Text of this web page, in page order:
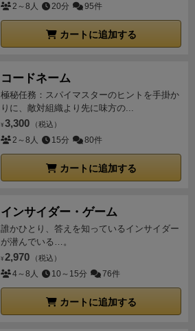
2～8人 20分 95件
カートに追加する
コードネーム
極秘任務：スパイマスターのヒントを手掛か
りに、敵対組織より先に味方の...
¥ 3,300 （税込）
2～8人 15分 80件
カートに追加する
インサイダー・ゲーム
誰かひとり、答えを知っているインサイダー
が潜んでいる…。
¥ 2,970 （税込）
4～8人 10～15分 76件
カートに追加する